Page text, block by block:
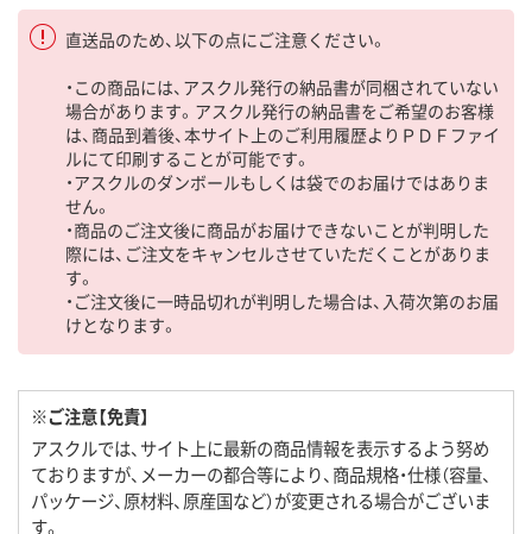
直送品のため、以下の点にご注意ください。
・この商品には、アスクル発行の納品書が同梱されていない
場合があります。アスクル発行の納品書をご希望のお客様
は、商品到着後、本サイト上のご利用履歴よりＰＤＦファイ
ルにて印刷することが可能です。
・アスクルのダンボールもしくは袋でのお届けではありま
せん。
・商品のご注文後に商品がお届けできないことが判明した
際には、ご注文をキャンセルさせていただくことがありま
す。
・ご注文後に一時品切れが判明した場合は、入荷次第のお届
けとなります。
※ご注意【免責】
アスクルでは、サイト上に最新の商品情報を表示するよう努め
ておりますが、メーカーの都合等により、商品規格・仕様（容量、
パッケージ、原材料、原産国など）が変更される場合がございま
す。